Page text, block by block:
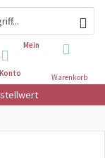
Warenkorb
Mein
Konto